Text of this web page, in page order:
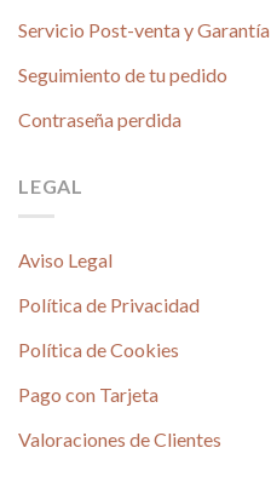
Servicio Post-venta y Garantía
Seguimiento de tu pedido
Contraseña perdida
LEGAL
Aviso Legal
Política de Privacidad
Política de Cookies
Pago con Tarjeta
Valoraciones de Clientes